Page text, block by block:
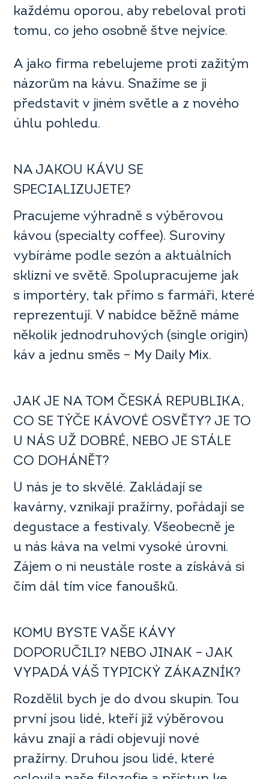
každému oporou, aby rebeloval proti
tomu, co jeho osobně štve nejvíce.
A jako firma rebelujeme proti zažitým
názorům na kávu. Snažíme se ji
představit v jiném světle a z nového
úhlu pohledu.
NA JAKOU KÁVU SE
SPECIALIZUJETE?
Pracujeme výhradně s výběrovou
kávou (specialty coffee). Suroviny
vybíráme podle sezón a aktuálních
sklizní ve světě. Spolupracujeme jak
s importéry, tak přímo s farmáři, které
reprezentují. V nabídce běžně máme
několik jednodruhových (single origin)
káv a jednu směs – My Daily Mix.
JAK JE NA TOM ČESKÁ REPUBLIKA,
CO SE TÝČE KÁVOVÉ OSVĚTY? JE TO
U NÁS UŽ DOBRÉ, NEBO JE STÁLE
CO DOHÁNĚT?
U nás je to skvělé. Zakládají se
kavárny, vznikají pražírny, pořádají se
degustace a festivaly. Všeobecně je
u nás káva na velmi vysoké úrovni.
Zájem o ni neustále roste a získává si
čím dál tím více fanoušků.
KOMU BYSTE VAŠE KÁVY
DOPORUČILI? NEBO JINAK – JAK
VYPADÁ VÁŠ TYPICKÝ ZÁKAZNÍK?
Rozdělil bych je do dvou skupin. Tou
první jsou lidé, kteří již výběrovou
kávu znají a rádi objevují nové
pražírny. Druhou jsou lidé, které